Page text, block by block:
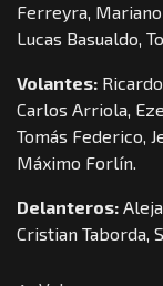
Ferreyra,
Lucas Basualdo,
Volantes:
Carlos Arriola,
Tomás Federico,
Máximo Forlín.
Delanteros:
Cristian Taborda,